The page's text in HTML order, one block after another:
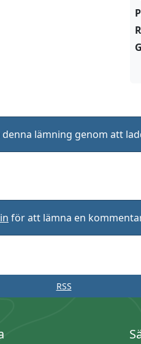
lämning genom att
för att lämna en
RSS